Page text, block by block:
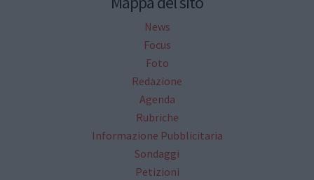
News
Focus
Foto
Redazione
Agenda
Rubriche
Informazione Pubblicitaria
Sondaggi
Petizioni